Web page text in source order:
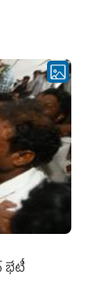
భేటీ